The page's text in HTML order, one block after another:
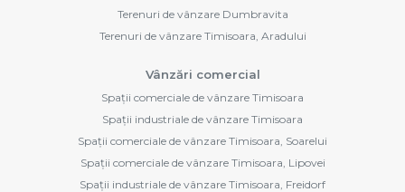
Terenuri de vânzare Dumbravita
Terenuri de vânzare Timisoara, Aradului
Vânzări comercial
Spații comerciale de vânzare Timisoara
Spații industriale de vânzare Timisoara
Spații comerciale de vânzare Timisoara, Soarelui
Spații comerciale de vânzare Timisoara, Lipovei
Spații industriale de vânzare Timisoara, Freidorf